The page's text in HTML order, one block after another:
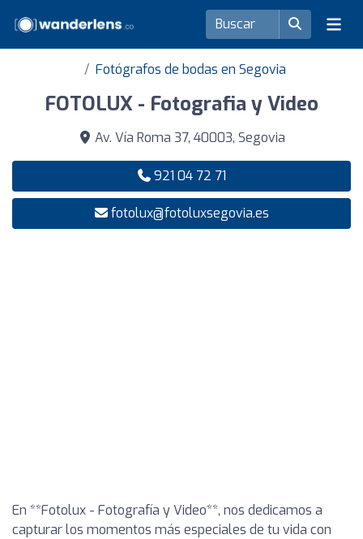
Fotógrafos de bodas en Segovia
FOTOLUX - Fotografia y Video
Av. Vía Roma 37, 40003, Segovia
921 04 72 71
fotolux@fotoluxsegovia.es
En **Fotolux - Fotografía y Video**, nos dedicamos a
capturar los momentos más especiales de tu vida con